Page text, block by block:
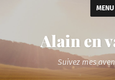
MENU
Alain en
Suivez mes